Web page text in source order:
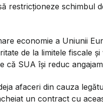
restricționeze schimbul
economie a Uniunii
de la limitele fiscale și
că SUA își reduc
afaceri din cauza
un contract cu